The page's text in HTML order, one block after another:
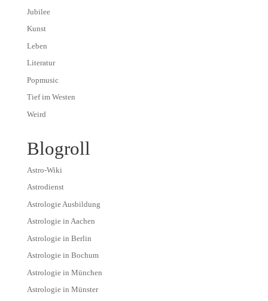
Jubilee
Kunst
Leben
Literatur
Popmusic
Tief im Westen
Weird
Blogroll
Astro-Wiki
Astrodienst
Astrologie Ausbildung
Astrologie in Aachen
Astrologie in Berlin
Astrologie in Bochum
Astrologie in München
Astrologie in Münster